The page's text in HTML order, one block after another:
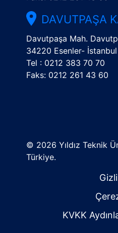
DAVUTPAŞA
Davutpaşa Mah.
34220 Esenler- İstanbul
Tel : 0212 383 70 70
Faks: 0212 261 43 60
© 2026 Yıldız Teknik
Türkiye.
KVKK